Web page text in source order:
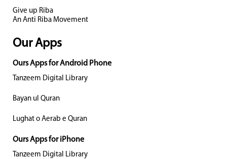
Give up Riba
An Anti Riba Movement
Our Apps
Ours Apps for Android Phone
Tanzeem Digital Library
Bayan ul Quran
Lughat o Aerab e Quran
Ours Apps for iPhone
Tanzeem Digital Library